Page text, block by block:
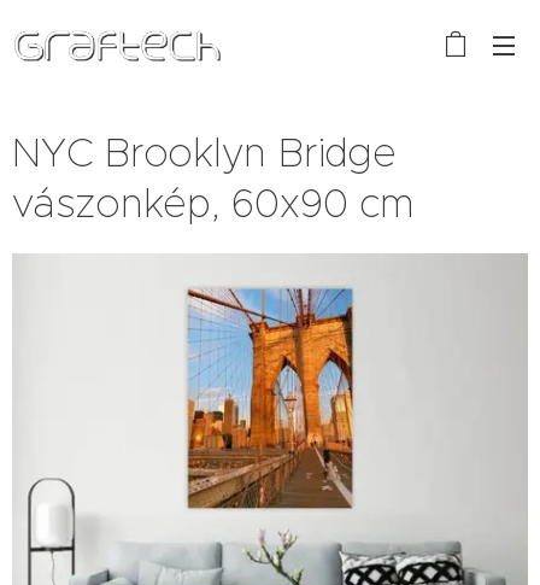
NYC Brooklyn Bridge
vászonkép, 60x90 cm